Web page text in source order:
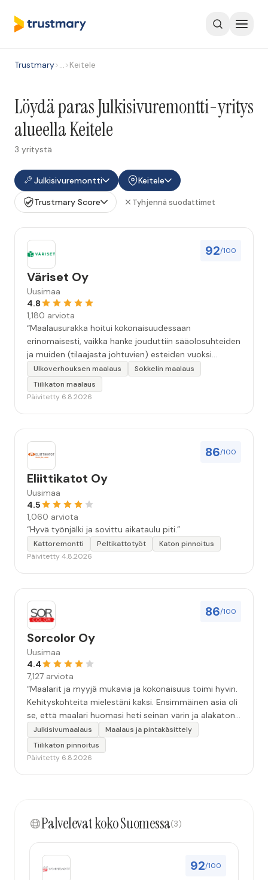
Trustmary>…>Keitele
Löydä paras Julkisivuremontti-yritys
alueella Keitele
3 yritystä
Julkisivuremontti
Keitele
Trustmary Score
Tyhjennä suodattimet
92/100
Väriset Oy
Uusimaa
4.8
1,180 arviota
“Maalausurakka hoitui kokonaisuudessaan
erinomaisesti, vaikka hanke jouduttiin sääolosuhteiden
ja muiden (tilaajasta johtuvien) esteiden vuoksi
keskeyttämään n. 3 viikoksi. Maalaistulos on oikein
hyvä, yhteydenpito erinomaista, jälkityöt tehtiin
huolellisesti. Suosittelen. Erityiskiitos itse maalareille:
Ulkoverhouksen maalaus
Sokkelin maalaus
Tiilikaton maalaus
Päivitetty 6.8.2026
86/100
Eliittikatot Oy
Uusimaa
4.5
1,060 arviota
“Hyvä työnjälki ja sovittu aikataulu piti.”
Kattoremontti Peltikattotyöt
Katon pinnoitus
Päivitetty 4.8.2026
86/100
Sorcolor Oy
Uusimaa
4.4
7,127 arviota
“Maalarit ja myyjä mukavia ja kokonaisuus toimi hyvin.
Kehityskohteita mielestäni kaksi. Ensimmäinen asia oli
se, että maalari huomasi heti seinän värin ja alakaton
värin erot mitä en huomannut. Hyvä toki että siinä
kohtaa huomattu mutta toki optimaalisessa
tilanteessa myyjä olisi jo kiinnittänyt tähän huomiota.
mahdollisuus että palveluita käytän”
Julkisivumaalaus
Maalaus ja pintakäsittely
Tiilikaton pinnoitus
Päivitetty 6.8.2026
Palvelevat koko Suomessa(3)
92/100